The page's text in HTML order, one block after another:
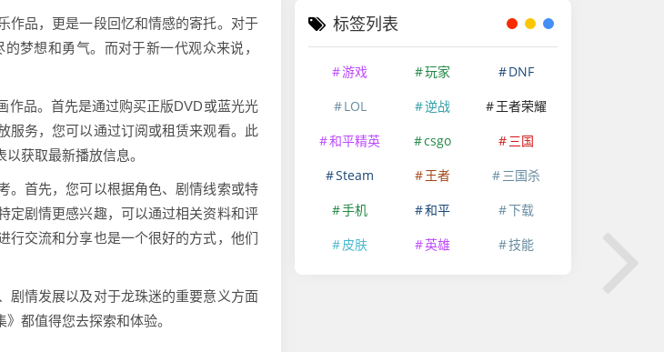
作品，更是一段回忆和情感的寄托。对于
梦想和勇气。而对于新一代观众来说，
作品。首先是通过购买正版DVD或蓝光光
服务，您可以通过订阅或租赁来观看。此
获取最新播放信息。
。首先，您可以根据角色、剧情线索或特
定剧情更感兴趣，可以通过相关资料和评
行交流和分享也是一个很好的方式，他们
剧情发展以及对于龙珠迷的重要意义方面
都值得您去探索和体验。
标签列表
游戏 玩家
DNF
LOL
逆战
王者荣耀
和平精英
csgo
三国
Steam
王者
三国杀
手机
和平
下载
皮肤
英雄 技能